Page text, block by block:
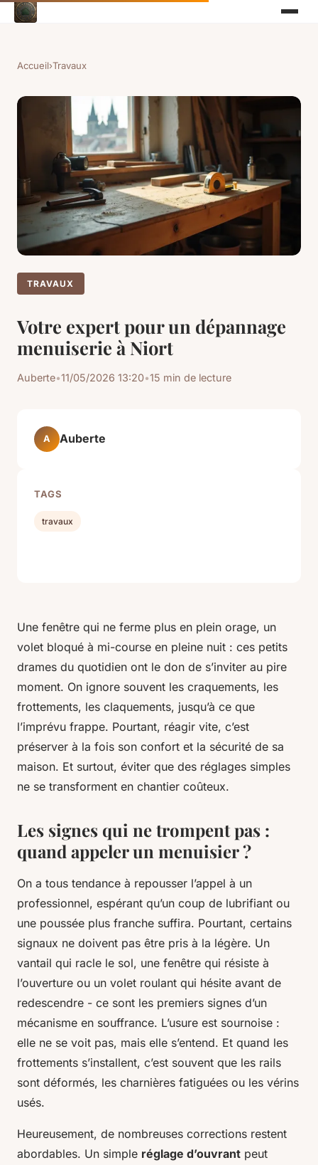
Accueil›Travaux
TRAVAUX
Votre expert pour un dépannage
menuiserie à Niort
Auberte•11/05/2026 13:20•15 min de lecture
Une fenêtre qui ne ferme plus en plein orage, un
volet bloqué à mi-course en pleine nuit : ces petits
drames du quotidien ont le don de s’inviter au pire
moment. On ignore souvent les craquements, les
frottements, les claquements, jusqu’à ce que
l’imprévu frappe. Pourtant, réagir vite, c’est
préserver à la fois son confort et la sécurité de sa
maison. Et surtout, éviter que des réglages simples
ne se transforment en chantier coûteux.
Les signes qui ne trompent pas :
quand appeler un menuisier ?
On a tous tendance à repousser l’appel à un
professionnel, espérant qu’un coup de lubrifiant ou
une poussée plus franche suffira. Pourtant, certains
signaux ne doivent pas être pris à la légère. Un
vantail qui racle le sol, une fenêtre qui résiste à
l’ouverture ou un volet roulant qui hésite avant de
redescendre - ce sont les premiers signes d’un
mécanisme en souffrance. L’usure est sournoise :
elle ne se voit pas, mais elle s’entend. Et quand les
frottements s’installent, c’est souvent que les rails
sont déformés, les charnières fatiguées ou les vérins
usés.
Heureusement, de nombreuses corrections restent
abordables. Un simple réglage d’ouvrant peut
A Auberte
TAGS
travaux